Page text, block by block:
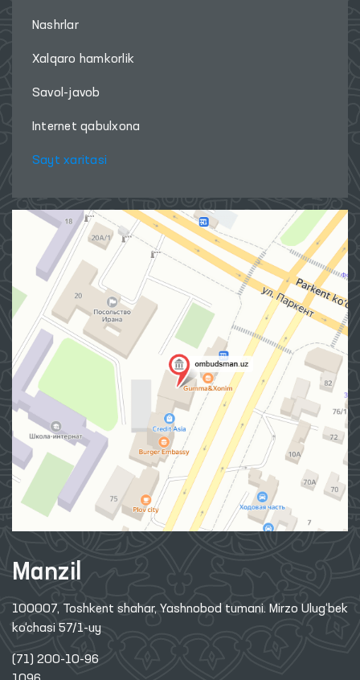
Nashrlar
Xalqaro hamkorlik
Savol-javob
Internet qabulxona
Sayt xaritasi
Manzil
100007, Toshkent shahar, Yashnobod tumani. Mirzo Ulug‘bek
ko‘chasi 57/1-uy
(71) 200-10-96